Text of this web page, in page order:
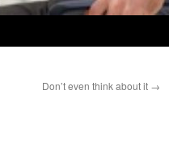
Don’t even think about it →